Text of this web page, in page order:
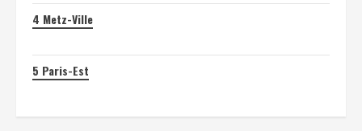
4 Metz-Ville
5 Paris-Est